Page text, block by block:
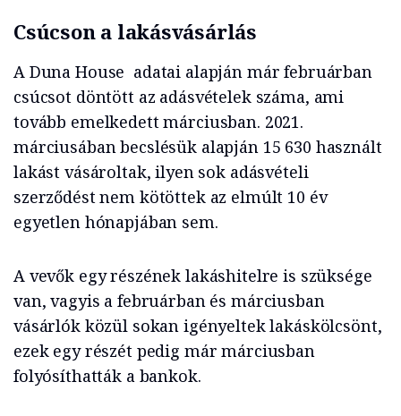
Csúcson a lakásvásárlás
A Duna House adatai alapján már februárban
csúcsot döntött az adásvételek száma, ami
tovább emelkedett márciusban. 2021.
márciusában becslésük alapján 15 630 használt
lakást vásároltak, ilyen sok adásvételi
szerződést nem kötöttek az elmúlt 10 év
egyetlen hónapjában sem.
A vevők egy részének lakáshitelre is szüksége
van, vagyis a februárban és márciusban
vásárlók közül sokan igényeltek lakáskölcsönt,
ezek egy részét pedig már márciusban
folyósíthatták a bankok.